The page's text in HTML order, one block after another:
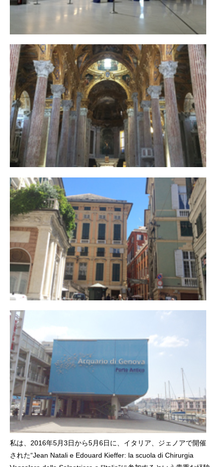
私は、2016年5月3日から5月6日に、イタリア、ジェノアで開催
された“Jean Natali e Edouard Kieffer: la scuola di Chirurgia